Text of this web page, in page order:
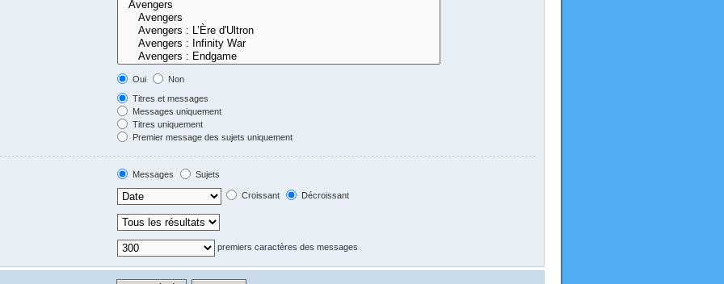
Oui
Non
Titres et messages
Messages uniquement
Titres uniquement
Premier message des sujets uniquement
Messages Sujets
Croissant Décroissant
premiers caractères des messages